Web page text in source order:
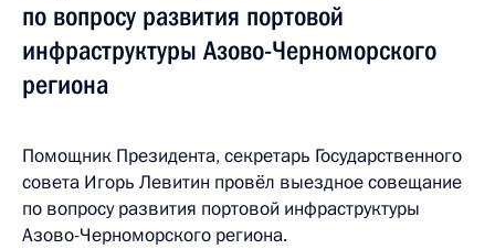
по вопросу развития портовой
инфраструктуры Азово-Черноморского
региона
Помощник Президента, секретарь Государственного
совета Игорь Левитин провёл выездное совещание
по вопросу развития портовой инфраструктуры
Азово-Черноморского региона.